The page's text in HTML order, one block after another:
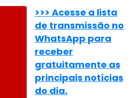
>>> Acesse a lista
de transmissão no
WhatsApp para
receber
gratuitamente as
principais notícias
do dia.